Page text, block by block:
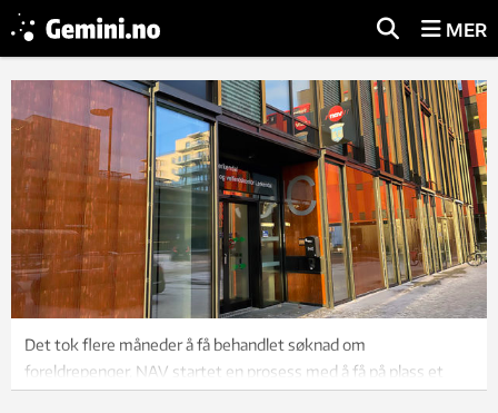
MER
Det tok flere måneder å få behandlet søknad om
foreldrepenger. NAV startet en prosess med å få på plass et